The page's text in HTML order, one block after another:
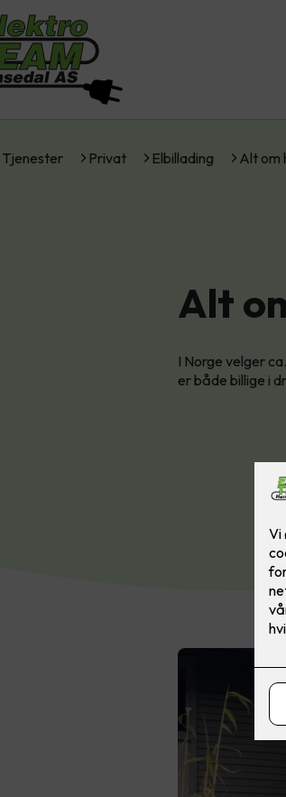
Tjenester Privat Elbillading Alt om
Alt
I Norge velger
er både billige i